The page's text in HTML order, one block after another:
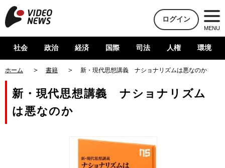
ログイン
MENU
社会 政治 経済 国際 司法 人権 環境
ホーム 書籍 新・現代思想講義 ナショナリズムは悪なのか
新・現代思想講義 ナショナリズム
は悪なのか